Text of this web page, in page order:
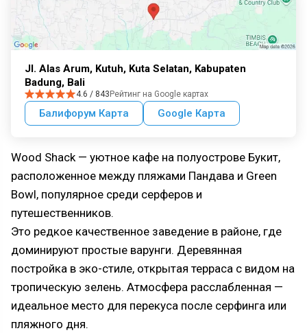
Jl. Alas Arum, Kutuh, Kuta Selatan, Kabupaten
Badung, Bali
4.6 / 843Рейтинг на Google картах
Балифорум Карта Google Карта
Wood Shack — уютное кафе на полуострове Букит,
расположенное между пляжами Пандава и Green
Bowl, популярное среди серферов и
путешественников.
Это редкое качественное заведение в районе, где
доминируют простые варунги. Деревянная
постройка в эко-стиле, открытая терраса с видом на
тропическую зелень. Атмосфера расслабленная —
идеальное место для перекуса после серфинга или
пляжного дня.